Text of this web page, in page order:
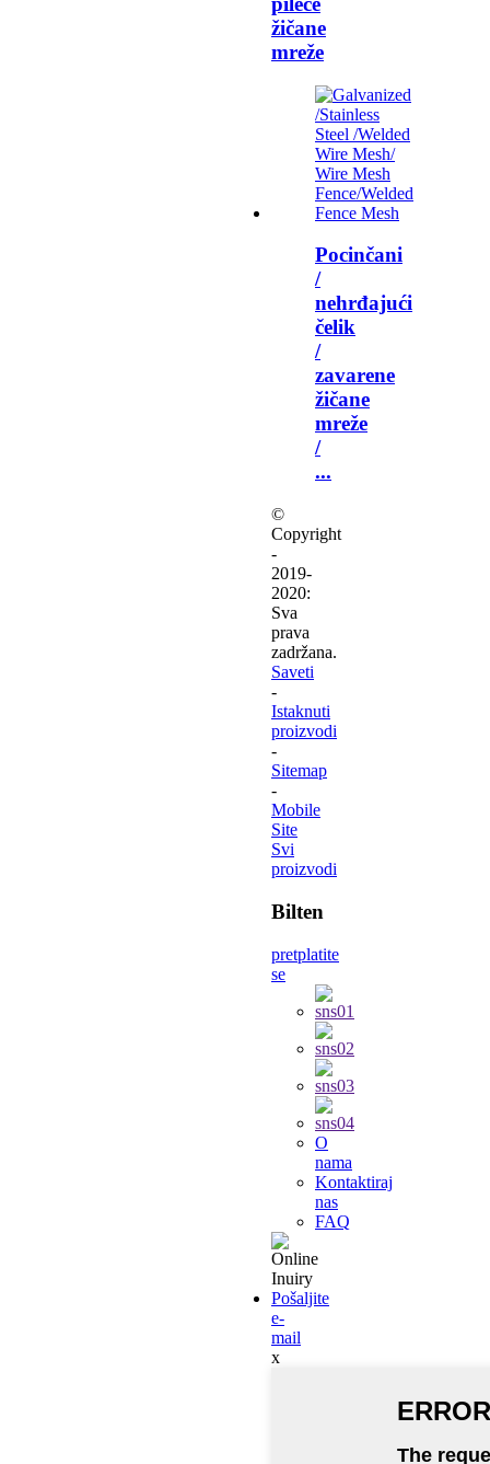
žičane
mreže
Pocinčani
/
nehrđajući
čelik
/
zavarene
žičane
mreže
/
...
©
Copyright
-
2019-
2020:
Sva
prava
zadržana.
Saveti
-
Istaknuti
proizvodi
-
Sitemap
-
Mobile
Site
Svi
proizvodi
Bilten
pretplatite
se
O
nama
Kontaktiraj
nas
FAQ
Pošaljite
e-
mail
x